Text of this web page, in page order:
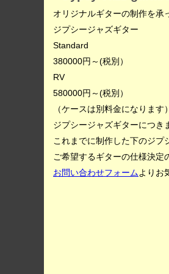
オリジナルギターの制作を承
ジプシージャズギター
Standard
380000円～(税別）
RV
580000円～(税別）
（ケースは別料金になります）
ジプシージャズギターにつき
これまでに制作した下のジプ
ご希望するギターの仕様決定
お問い合わせフォームよりお